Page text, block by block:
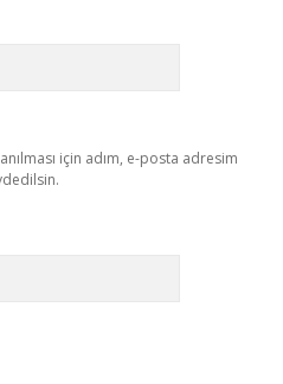
için adım, e-posta adresim